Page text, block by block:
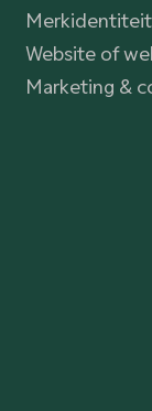
Merkidentiteit
Website of
Marketing &